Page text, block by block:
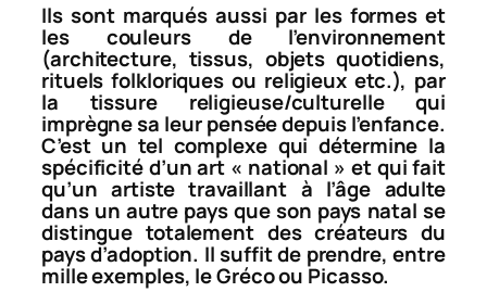
Ils sont marqués aussi par les formes et
les couleurs de l’environnement
(architecture, tissus, objets quotidiens,
rituels folkloriques ou religieux etc.), par
la tissure religieuse/culturelle qui
imprègne sa leur pensée depuis l’enfance.
C’est un tel complexe qui détermine la
spécificité d’un art « national » et qui fait
qu’un artiste travaillant à l’âge adulte
dans un autre pays que son pays natal se
distingue totalement des créateurs du
pays d’adoption. Il suffit de prendre, entre
mille exemples, le Gréco ou Picasso.